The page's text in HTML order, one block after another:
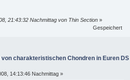
21:43:32 Nachmittag von Thin Section »
Gespeichert
von charakteristischen Chondren in Euren DS
14:13:46 Nachmittag »